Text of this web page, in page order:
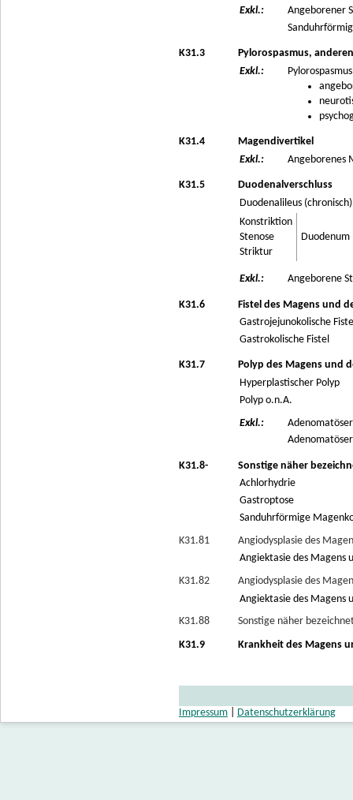
Exkl.:
Angeborener
K31.3
Pylorospasmus,
Exkl.:
K31.4
Magendivertikel
Exkl.:
Angeborenes
K31.5
Duodenalverschluss
Duodenalileus (chronisch)
Konstriktion
Stenose
Striktur
Duodenum
Exkl.: Angeborene
K31.6
Fistel des Magens und
Gastrojejunokolische
Gastrokolische Fistel
K31.7
Polyp des Magens und
Hyperplastischer Polyp
Polyp o.n.A.
Exkl.:
K31.8-
Sonstige näher
Achlorhydrie
Gastroptose
Sanduhrförmige
K31.81
Angiodysplasie des
Angiektasie des Magens
K31.82
Angiodysplasie des
Angiektasie des Magens
K31.88
Sonstige näher
K31.9
Krankheit des Magens
Impressum Datenschutzerklärung